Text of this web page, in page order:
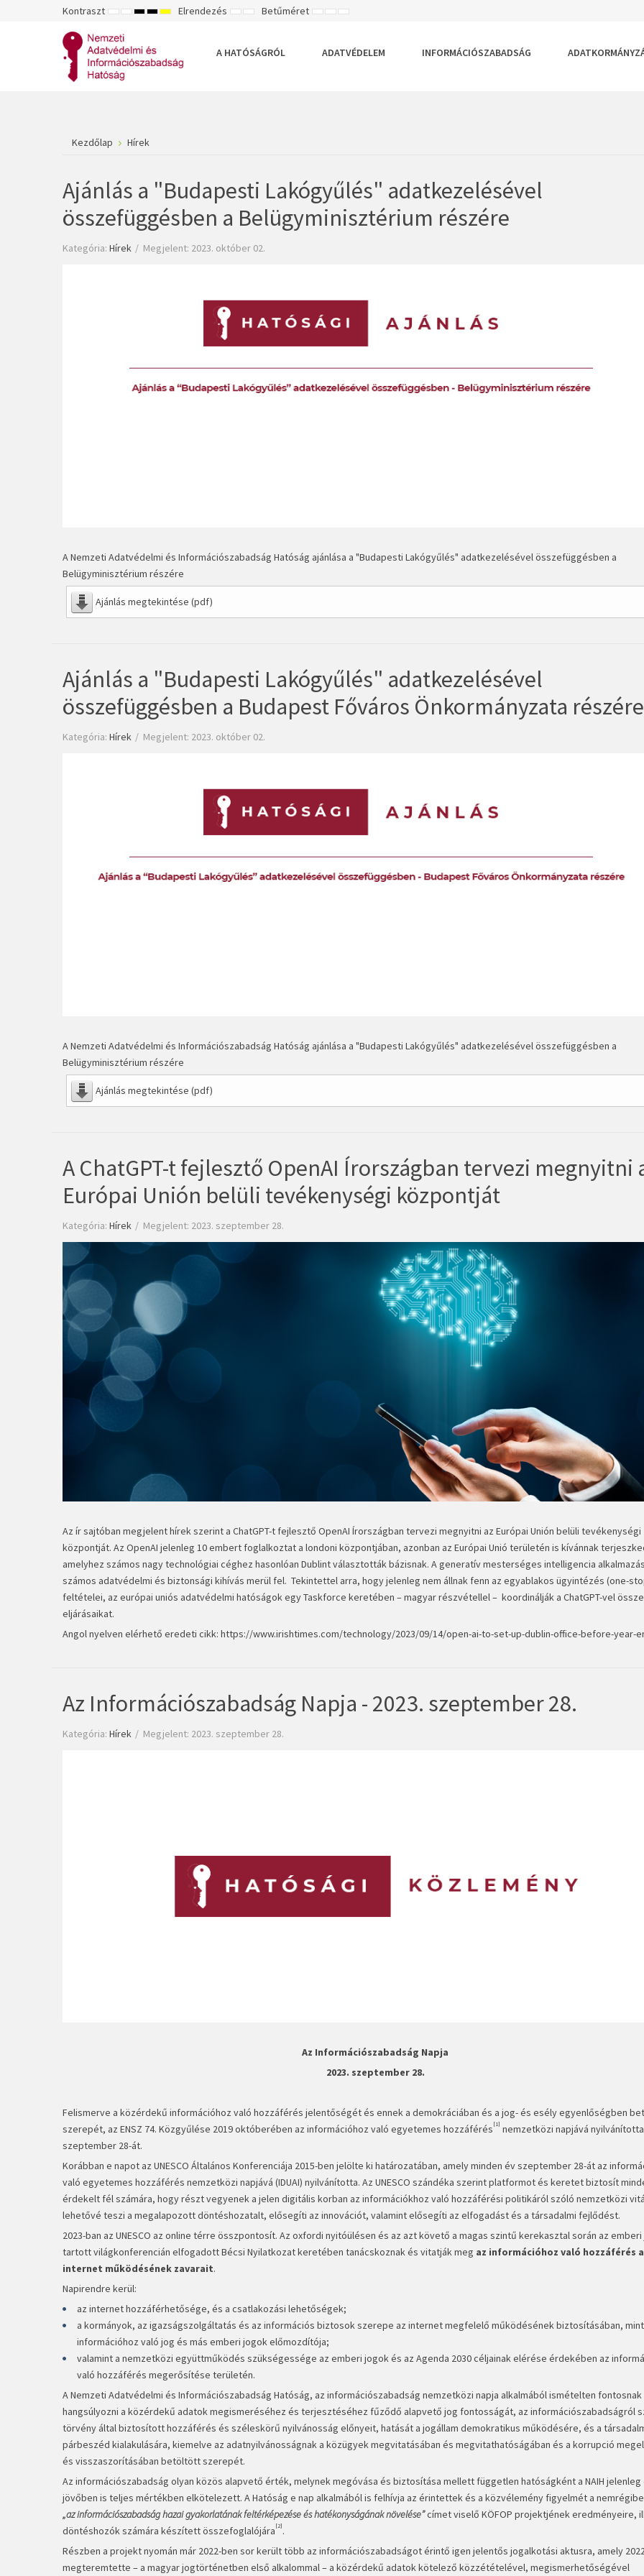
Kontraszt ALAPÉRTELMEZETT
ÉJSZAKAI
NAGY
FEHÉR
MÓD
NAGY
SÁRGA
MÓD
NAGY
MÓD
Elrendezés RÖGZÍTETT
SZÉLES
Betűméret KISEBB
ALAPÉRTELMEZETT
NAGYOBB
A HATÓSÁGRÓL
ADATVÉDELEM INFORMÁCIÓSZABADSÁG
Kezdőlap Hírek
Ajánlás a "Budapesti Lakógyűlés" adatkezelésével
összefüggésben a Belügyminisztérium részére
Kategória: Hírek Megjelent: 2023. október 02.
A Nemzeti Adatvédelmi és Információszabadság Hatóság ajánlása a "Budapesti Lakógyűlés" adatkezelésével összefüggésben a
Belügyminisztérium részére
Ajánlás megtekintése (pdf)
Ajánlás a "Budapesti Lakógyűlés" adatkezelésével
összefüggésben a Budapest Főváros Önkormányzata részére
Kategória: Hírek Megjelent: 2023. október 02.
A Nemzeti Adatvédelmi és Információszabadság Hatóság ajánlása a "Budapesti Lakógyűlés" adatkezelésével összefüggésben a
Belügyminisztérium részére
Ajánlás megtekintése (pdf)
A ChatGPT-t fejlesztő OpenAI Írországban tervezi megnyitni
Európai Unión belüli tevékenységi központját
Kategória: Hírek Megjelent: 2023. szeptember 28.
Az ír sajtóban megjelent hírek szerint a ChatGPT-t fejlesztő OpenAI Írországban tervezi megnyitni az Európai Unión belüli tevékenységi
központját. Az OpenAI jelenleg 10 embert foglalkoztat a londoni központjában, azonban az Európai Unió területén is kívánnak
amelyhez számos nagy technológiai céghez hasonlóan Dublint választották bázisnak. A generatív mesterséges intelligencia
számos adatvédelmi és biztonsági kihívás merül fel. Tekintettel arra, hogy jelenleg nem állnak fenn az egyablakos ügyintézés (one-
feltételei, az európai uniós adatvédelmi hatóságok egy Taskforce keretében – magyar részvétellel – koordinálják a ChatGPT-vel
eljárásaikat.
Angol nyelven elérhető eredeti cikk: https://www.irishtimes.com/technology/2023/09/14/open-ai-to-set-up-dublin-office-before-year-
Az Információszabadság Napja - 2023. szeptember 28.
Kategória: Hírek Megjelent: 2023. szeptember 28.
Az Információszabadság Napja
2023. szeptember 28.
Felismerve a közérdekű információhoz való hozzáférés jelentőségét és ennek a demokráciában és a jog- és esély egyenlőségben
szerepét, az ENSZ 74. Közgyűlése 2019 októberében az információhoz való egyetemes hozzáférés [1] nemzetközi napjává nyilvánította
szeptember 28-át.
Korábban e napot az UNESCO Általános Konferenciája 2015-ben jelölte ki határozatában, amely minden év szeptember 28-át az
való egyetemes hozzáférés nemzetközi napjává (IDUAI) nyilvánította. Az UNESCO szándéka szerint platformot és keretet biztosít
érdekelt fél számára, hogy részt vegyenek a jelen digitális korban az információkhoz való hozzáférési politikáról szóló nemzetközi
lehetővé teszi a megalapozott döntéshozatalt, elősegíti az innovációt, valamint elősegíti az elfogadást és a társadalmi fejlődést.
2023-ban az UNESCO az online térre összpontosít. Az oxfordi nyitóülésen és az azt követő a magas szintű kerekasztal során az
tartott világkonferencián elfogadott Bécsi Nyilatkozat keretében tanácskoznak és vitatják meg az információhoz való hozzáférés
internet működésének zavarait.
Napirendre kerül:
az internet hozzáférhetősége, és a csatlakozási lehetőségek;
a kormányok, az igazságszolgáltatás és az információs biztosok szerepe az internet megfelelő működésének biztosításában,
információhoz való jog és más emberi jogok előmozdítója;
valamint a nemzetközi együttműködés szükségessége az emberi jogok és az Agenda 2030 céljainak elérése érdekében az
való hozzáférés megerősítése területén.
A Nemzeti Adatvédelmi és Információszabadság Hatóság, az információszabadság nemzetközi napja alkalmából ismételten
hangsúlyozni a közérdekű adatok megismeréséhez és terjesztéséhez fűződő alapvető jog fontosságát, az információ­szabadságról
törvény által biztosított hozzáférés és széleskörű nyilvánosság előnyeit, hatását a jogállam demokratikus működésére, és a
párbeszéd kialakulására, kiemelve az adatnyilvánosságnak a közügyek megvitatásában és megvitathatóságában és a korrupció
és visszaszorításában betöltött szerepét.
Az információszabadság olyan közös alapvető érték, melynek megóvása és biztosítása mellett független hatóságként a NAIH jelenleg
jövőben is teljes mértékben elkötelezett. A Hatóság e nap alkalmából is felhívja az érintettek és a közvélemény figyelmét a
„az információszabadság hazai gyakorlatának feltérképezése és hatékony­ságának növelése”címet viselő KÖFOP projektjének eredményeire,
döntéshozók számára készített összefoglalójára [2] .
Részben a projekt nyomán már 2022-ben sor került több az információszabadságot érintő igen jelentős jogalkotási aktusra, amely
megteremtette – a magyar jogtörténetben első alkalommal – a közérdekű adatok kötelező közzétételével, megismerhetőségével